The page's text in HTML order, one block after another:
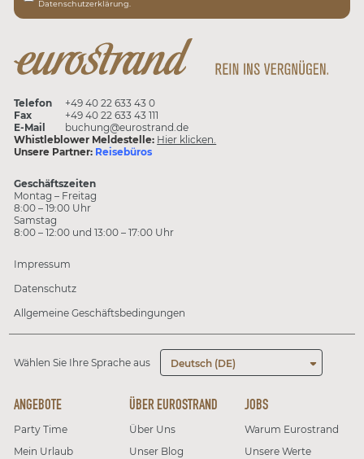
Datenschutzerklärung.
Telefon
+49 40 22 633 43 0
Fax
+49 40 22 633 43 111
E-Mail
buchung@eurostrand.de
Whistleblower Meldestelle: Hier klicken.
Unsere Partner: Reisebüros
Geschäftszeiten
Montag – Freitag
8:00 – 19:00 Uhr
Samstag
8:00 – 12:00 und 13:00 – 17:00 Uhr
Impressum
Datenschutz
Allgemeine Geschäftsbedingungen
Wählen Sie Ihre Sprache aus Deutsch (DE)
ANGEBOTE
Party Time
Mein Urlaub
ÜBER EUROSTRAND
Über Uns
Unser Blog
JOBS
Warum Eurostrand
Unsere Werte